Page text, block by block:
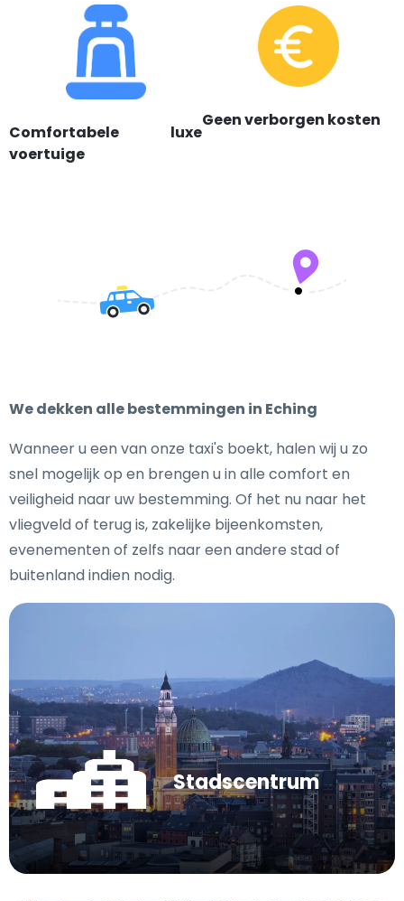
Comfortabele luxe
voertuige
Geen verborgen kosten
We dekken alle bestemmingen in Eching
Wanneer u een van onze taxi's boekt, halen wij u zo
snel mogelijk op en brengen u in alle comfort en
veiligheid naar uw bestemming. Of het nu naar het
vliegveld of terug is, zakelijke bijeenkomsten,
evenementen of zelfs naar een andere stad of
buitenland indien nodig.
Stadscentrum